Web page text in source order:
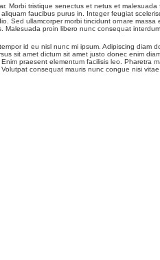
Morbi tristique senectus et netus et
faucibus purus in. Integer feugiat
Sed ullamcorper morbi tincidunt ornare
Malesuada proin libero nunc consequat
id eu nisl nunc mi ipsum. Adipiscing
sit amet dictum sit amet justo donec enim
praesent elementum facilisis leo.
consequat mauris nunc congue nisi vitae